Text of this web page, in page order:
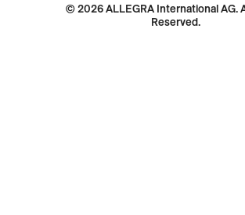
© 2026 ALLEGRA International AG.
Reserved.